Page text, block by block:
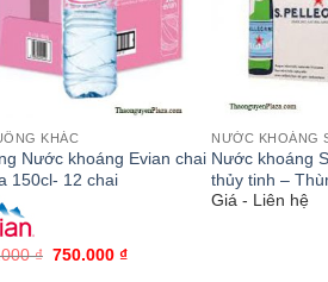
KHÁC
Nước khoáng Evian chai
150cl- 12 chai
₫ 750.000₫
Nước khoáng
thủy tinh –
750ml
Giá - Liên hệ